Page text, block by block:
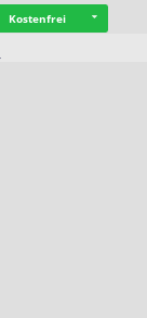
Kostenfrei